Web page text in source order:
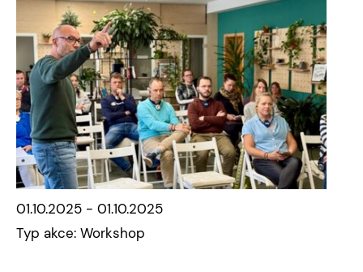
01.10.2025 - 01.10.2025
Typ akce: Workshop